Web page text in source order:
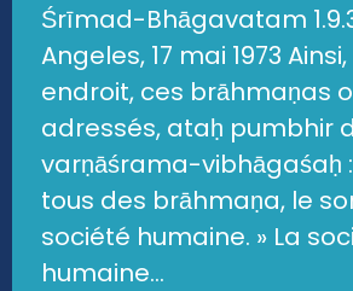
Śrīmad-Bhāgavatam
Angeles, 17 mai 1973
endroit, ces brāhmaṇas
adressés, ataḥ pumbhir
varṇāśrama-vibhāgaśaḥ
tous des brāhmaṇa, le
société humaine. » La
humaine...